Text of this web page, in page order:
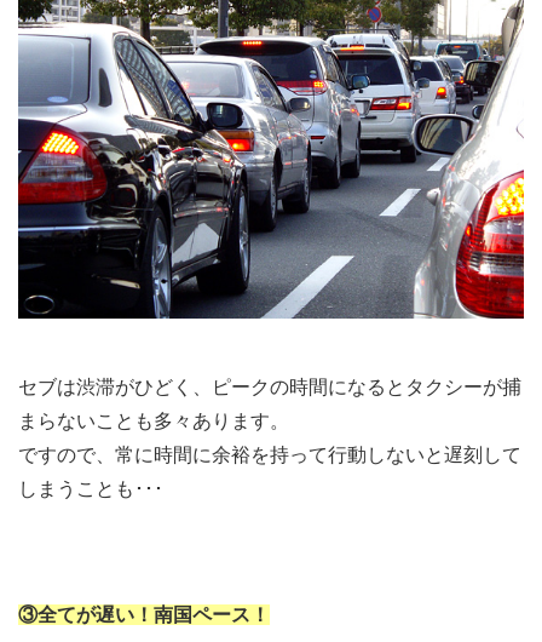
セブは渋滞がひどく、ピークの時間になるとタクシーが捕
まらないことも多々あります。
ですので、常に時間に余裕を持って行動しないと遅刻して
しまうことも･･･
③全てが遅い！南国ペース！